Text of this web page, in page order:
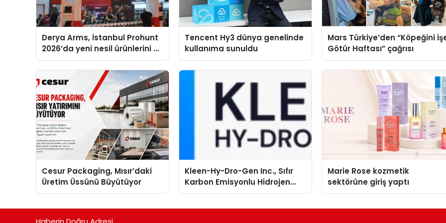
Derya Arms, İstanbul Prohunt
2026’da yeni nesil ürünlerini ve
global marka vizyonunu
sergiledi
Tencent Hy3 dünya genelinde
kullanıma sunuldu
Mars Türkiye’den “Köpeğini
Götür Haftası” çağrısı
Cesur Packaging, Mısır’daki
Üretim Üssünü Büyütüyor
Kleen-Hy-Dro-Gen Inc., Sıfır
Karbon Emisyonlu Hidrojen
Isıtma Teknolojisinde ISO ve
Marie Rose kozmetik
sektörüne giriş yaptı